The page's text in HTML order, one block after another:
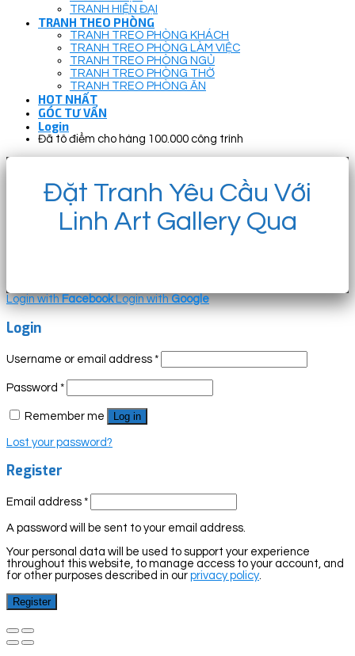
TRANH HIỆN ĐẠI
TRANH THEO PHÒNG
TRANH TREO PHÒNG KHÁCH
TRANH TREO PHÒNG LÀM VIỆC
TRANH TREO PHÒNG NGỦ
TRANH TREO PHÒNG THỜ
TRANH TREO PHÒNG ĂN
HOT NHẤT
GÓC TƯ VẤN
Login
Đã tô điểm cho hàng 100.000 công trình
Đặt Tranh Yêu Cầu Với
Linh Art Gallery Qua
Login withFacebook Login withGoogle
Login
Username or email address *
Password *
Remember me Log in
Lost your password?
Register
Email address *
A password will be sent to your email address.
Your personal data will be used to support your experience
throughout this website, to manage access to your account, and
for other purposes described in our privacy policy
Register